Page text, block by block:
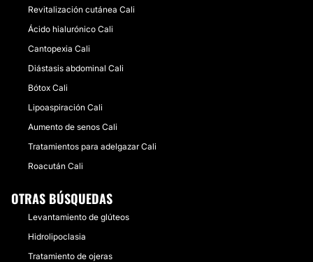
Revitalización cutánea Cali
Ácido hialurónico Cali
Cantopexia Cali
Diástasis abdominal Cali
Bótox Cali
Lipoaspiración Cali
Aumento de senos Cali
Tratamientos para adelgazar Cali
Roacután Cali
OTRAS BÚSQUEDAS
Levantamiento de glúteos
Hidrolipoclasia
Tratamiento de ojeras